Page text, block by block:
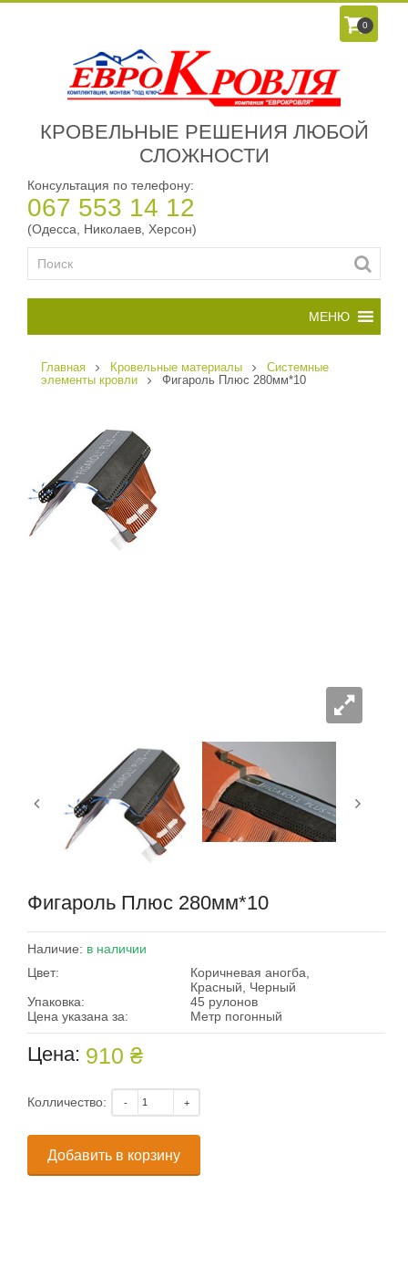
0
КРОВЕЛЬНЫЕ РЕШЕНИЯ ЛЮБОЙ
СЛОЖНОСТИ
Консультация по телефону:
067 553 14 12
(Одесса, Николаев, Херсон)
Главная Кровельные материалы
Системные
элементы кровли
Фигароль Плюс 280мм*10
Фигароль Плюс 280мм*10
Наличие: в наличии
Цвет:
Коричневая аногба,
Красный, Черный
Упаковка:
45 рулонов
Цена указана за:
Метр погонный
Цена: 910 ₴
Колличество:
Добавить в корзину